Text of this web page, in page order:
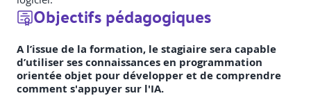
Objectifs pédagogiques
A l’issue de la formation, le stagiaire sera capable
d’utiliser ses connaissances en programmation
orientée objet pour développer et de comprendre
comment s'appuyer sur l'IA.